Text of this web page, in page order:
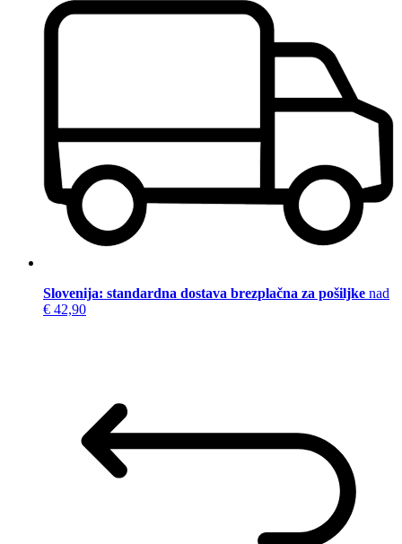
Slovenija: standardna dostava brezplačna za pošiljke nad
€ 42,90